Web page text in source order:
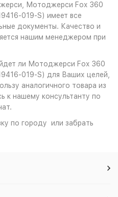
Мотоджерси Fox 360
019-S) имеет все
документы. Качество и
нашим менеджером при
ли Мотоджерси Fox 360
019-S) для Ваших целей,
аналогичного товара из
к нашему консультанту по
по городу или забрать